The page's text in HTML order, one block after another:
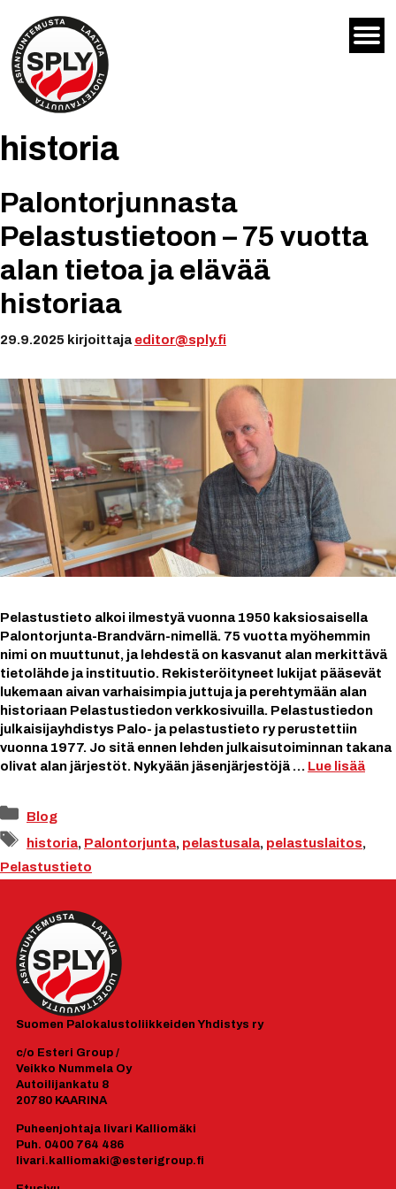
sisältöön
historia
Palontorjunnasta
Pelastustietoon – 75 vuotta
alan tietoa ja elävää
historiaa
29.9.2025 kirjoittaja editor@sply.fi
Pelastustieto alkoi ilmestyä vuonna 1950 kaksiosaisella
Palontorjunta-Brandvärn-nimellä. 75 vuotta myöhemmin
nimi on muuttunut, ja lehdestä on kasvanut alan merkittävä
tietolähde ja instituutio. Rekisteröityneet lukijat pääsevät
lukemaan aivan varhaisimpia juttuja ja perehtymään alan
historiaan Pelastustiedon verkkosivuilla. Pelastustiedon
julkaisijayhdistys Palo- ja pelastustieto ry perustettiin
vuonna 1977. Jo sitä ennen lehden julkaisutoiminnan takana
olivat alan järjestöt. Nykyään jäsenjärjestöjä … Lue lisää
Kategoriat
Blog
Avainsanat
historia, Palontorjunta, pelastusala, pelastuslaitos,
Pelastustieto
Suomen Palokalustoliikkeiden Yhdistys ry
c/o Esteri Group /
Veikko Nummela Oy
Autoilijankatu 8
20780 KAARINA
Puheenjohtaja Iivari Kalliomäki
Puh. 0400 764 486
Iivari.kalliomaki@esterigroup.fi